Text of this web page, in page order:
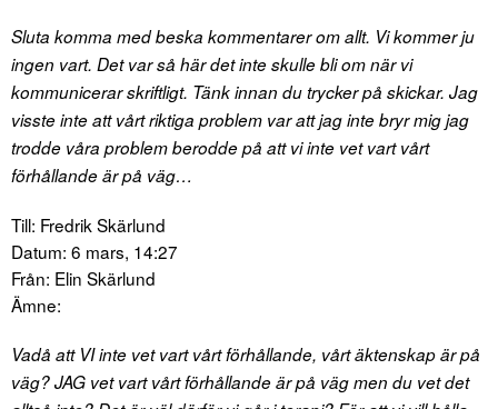
Sluta komma med beska kommentarer om allt. Vi kommer ju
ingen vart. Det var så här det inte skulle bli om när vi
kommunicerar skriftligt. Tänk innan du trycker på skickar. Jag
visste inte att vårt riktiga problem var att jag inte bryr mig jag
trodde våra problem berodde på att vi inte vet vart vårt
förhållande är på väg…
Till: Fredrik Skärlund
Datum: 6 mars, 14:27
Från: Elin Skärlund
Ämne:
Vadå att VI inte vet vart vårt förhållande, vårt äktenskap är på
väg? JAG vet vart vårt förhållande är på väg men du vet det